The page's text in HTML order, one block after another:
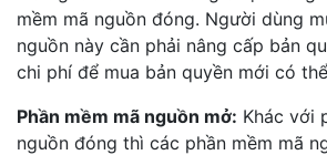
mềm mã nguồn đóng. Người dùng
nguồn này cần phải nâng cấp bản
chi phí để mua bản quyền mới có
Phần mềm mã nguồn mở: Khác với
nguồn đóng thì các phần mềm mã